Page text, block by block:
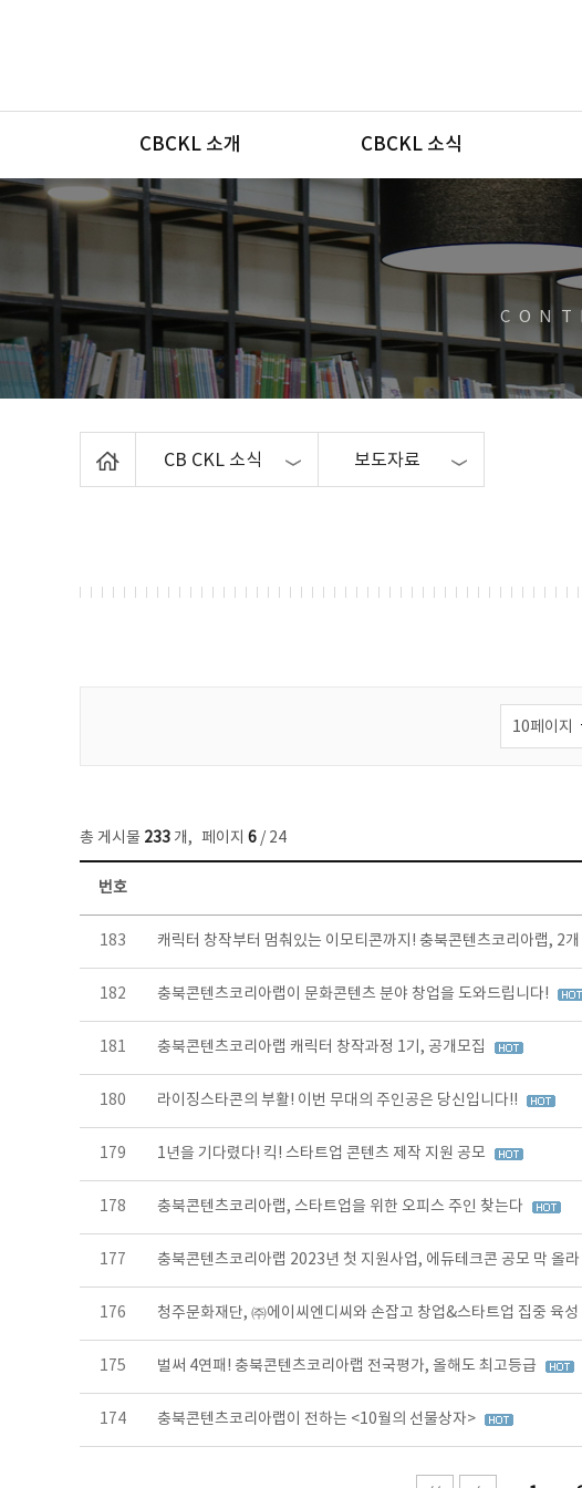
메뉴
CBCKL 소개 CBCKL 소식
CB CKL 소식 보도자료
총 게시물 233 개, 페이지 6 / 24
보도자료 목록 - 번호, 제목, 작성자, 파일, 조회수, 작성일 정보 제공
번호
183 캐릭터 창작부터 멈춰있는 이모티콘까지! 충북콘텐츠코리아랩, 2
182 충북콘텐츠코리아랩이 문화콘텐츠 분야 창업을 도와드립니다!
181 충북콘텐츠코리아랩 캐릭터 창작과정 1기, 공개모집
180 라이징스타콘의 부활! 이번 무대의 주인공은 당신입니다!!
179 1년을 기다렸다! 킥! 스타트업 콘텐츠 제작 지원 공모
178 충북콘텐츠코리아랩, 스타트업을 위한 오피스 주인 찾는다
177 충북콘텐츠코리아랩 2023년 첫 지원사업, 에듀테크콘 공모 막 올라
176 청주문화재단, ㈜에이씨엔디씨와 손잡고 창업&스타트업 집중 육성
175 벌써 4연패! 충북콘텐츠코리아랩 전국평가, 올해도 최고등급
174 충북콘텐츠코리아랩이 전하는 <10월의 선물상자>